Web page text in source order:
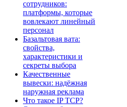
сотрудников:
платформы, которые
вовлекают линейный
персонал
Базальтовая вата:
свойства,
характеристики и
секреты выбора
Качественные
вывески: надёжная
наружная реклама
Что такое IP TCP?